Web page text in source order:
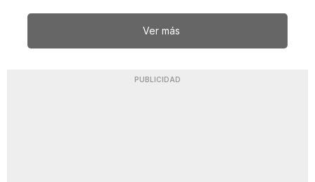
Ver más
PUBLICIDAD